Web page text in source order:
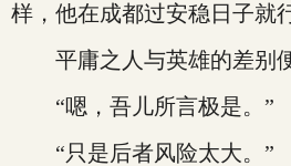
样，他在成都过安稳日子就
平庸之人与英雄的差别便
“嗯，吾儿所言极是。”
“只是后者风险太大。”